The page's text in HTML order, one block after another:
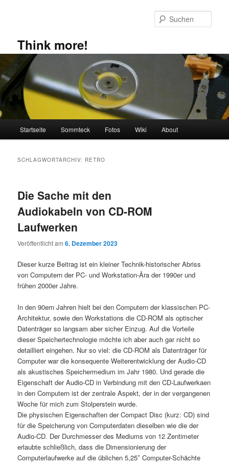
Think more!
Startseite Sommteck Fotos Wiki About
SCHLAGWORTARCHIV: RETRO
Die Sache mit den
Audiokabeln von CD-ROM
Laufwerken
Veröffentlicht am6. Dezember 2023
Dieser kurze Beitrag ist ein kleiner Technik-historischer Abriss
von Computern der PC- und Workstation-Ära der 1990er und
frühen 2000er Jahre.
In den 90ern Jahren hielt bei den Computern der klassischen PC-
Architektur, sowie den Workstations die CD-ROM als optischer
Datenträger so langsam aber sicher Einzug. Auf die Vorteile
dieser Speichertechnologie möchte ich aber auch gar nicht so
detailliert eingehen. Nur so viel: die CD-ROM als Datenträger für
Computer war die konsequente Weiterentwicklung der Audio-CD
als akustisches Speichermedium im Jahr 1980. Und gerade die
Eigenschaft der Audio-CD in Verbindung mit den CD-Laufwerkaen
in den Computern ist der zentrale Aspekt, der in der vergangenen
Woche für mich zum Stolperstein wurde.
Die physischen Eigenschaften der Compact Disc (kurz: CD) sind
für die Speicherung von Computerdaten dieselben wie die der
Audio-CD. Der Durchmesser des Mediums von 12 Zentimeter
erlaubte schließlich, dass die Dimensionierung der
Computerlaufwerke auf die üblichen 5,25″ Computer-Schächte